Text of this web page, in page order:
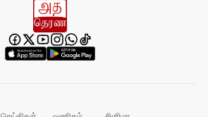
பல மாணவர்களின் எதிர்காலம்
நாசமாகிறது!
தீண்டாமையாகும்!